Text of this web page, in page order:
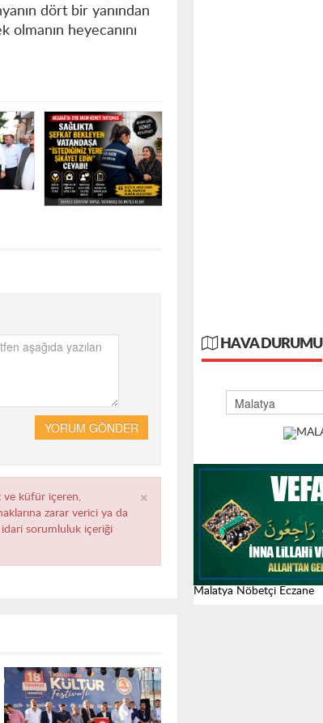
dört bir yanından
olmanın heyecanını
YORUM GÖNDER
×
ve küfür içeren,
zarar verici ya da
sorumluluk içeriği
HAVA DURUMU
Malatya Nöbetçi Eczane